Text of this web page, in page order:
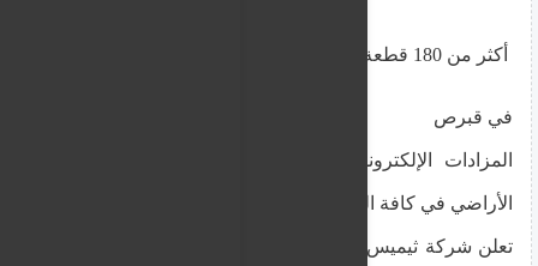
أكثر من 180 قطعة أرض زراعية ابتداءً من 1000 يورو
في قبرص
المزادات الإلكترونية لشهر أكتوبر كاملاً على قطع
الأراضي في كافة المحافظات
تعلن شركة ثيميس لإدارة المحافظ عن تنظيم مزادات